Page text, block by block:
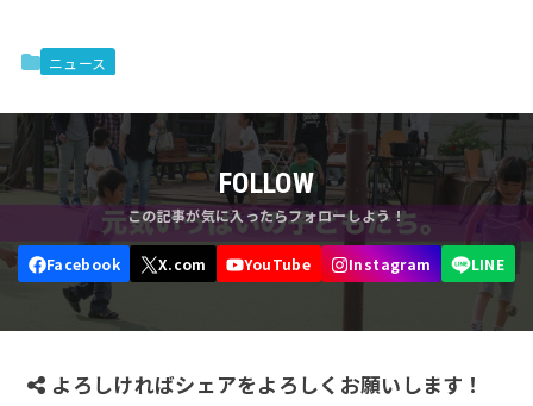
ニュース
FOLLOW
よろしければシェアをよろしくお願いします！